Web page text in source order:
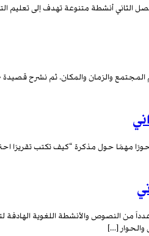
الثاني أنشطة متنوعة تهدف إلى تعليم
والزمان والمكان. ثم نشرح
مهمًا حول مذكرة “كيف تكتب تقريرًا
من النصوص والأنشطة اللغوية الهادفة
والحوار […]